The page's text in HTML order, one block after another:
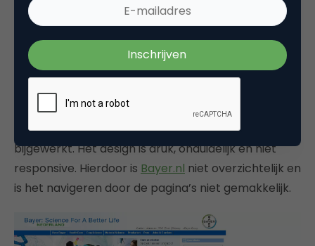
4: Bayer
Bayer is één van de grootste farmaceuten in de
wereld. Ook in Nederland is het bedrijf erg actief op
de farmaceutische markt. Aan de website is dat
echter niet gelijk terug te zien. De site lijkt nogal
verouderd en de homepage is al een jaar niet meer
bijgewerkt. Het design is druk, onduidelijk en niet
responsive. Hierdoor is Bayer.nl niet overzichtelijk en
is het navigeren door de pagina’s niet gemakkelijk.